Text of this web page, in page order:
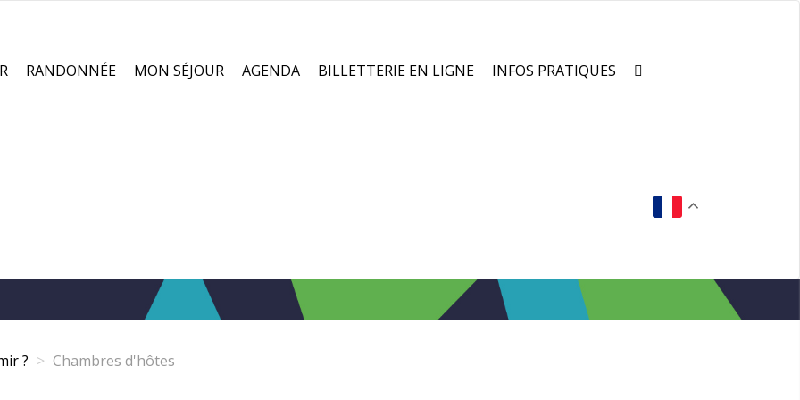
RANDONNÉE MON SÉJOUR AGENDA BILLETTERIE EN LIGNE INFOS PRATIQUES
? Chambres d'hôtes